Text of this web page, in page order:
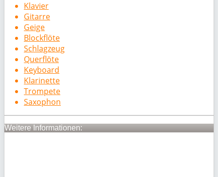
Klavier
Gitarre
Geige
Blockflöte
Schlagzeug
Querflöte
Keyboard
Klarinette
Trompete
Saxophon
Weitere Informationen: